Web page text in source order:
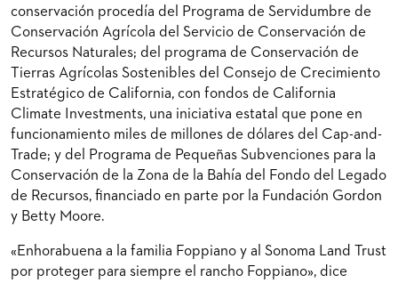
conservación procedía del Programa de Servidumbre de
Conservación Agrícola del Servicio de Conservación de
Recursos Naturales; del programa de Conservación de
Tierras Agrícolas Sostenibles del Consejo de Crecimiento
Estratégico de California, con fondos de California
Climate Investments, una iniciativa estatal que pone en
funcionamiento miles de millones de dólares del Cap-and-
Trade; y del Programa de Pequeñas Subvenciones para la
Conservación de la Zona de la Bahía del Fondo del Legado
de Recursos, financiado en parte por la Fundación Gordon
y Betty Moore.
«Enhorabuena a la familia Foppiano y al Sonoma Land Trust
por proteger para siempre el rancho Foppiano», dice